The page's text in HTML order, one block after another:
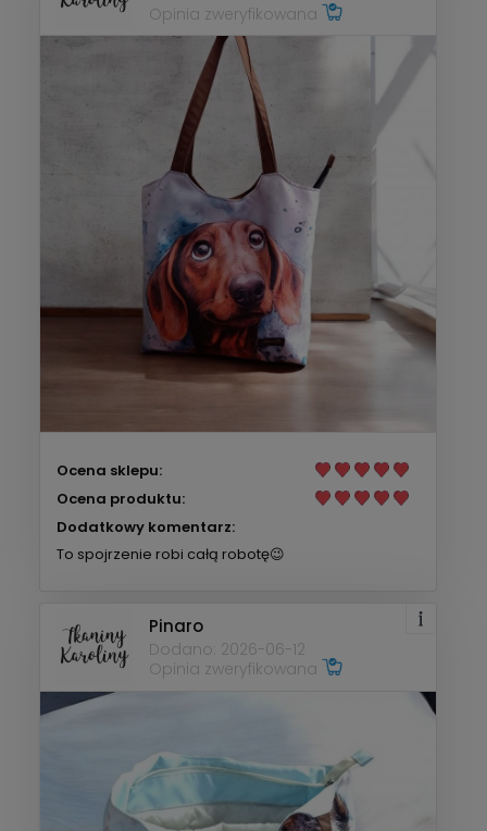
Opinia zweryfikowana
Ocena sklepu:
Ocena produktu:
Dodatkowy komentarz:
To spojrzenie robi całą robotę😉
Pinaro
Dodano: 2026-06-12
Opinia zweryfikowana